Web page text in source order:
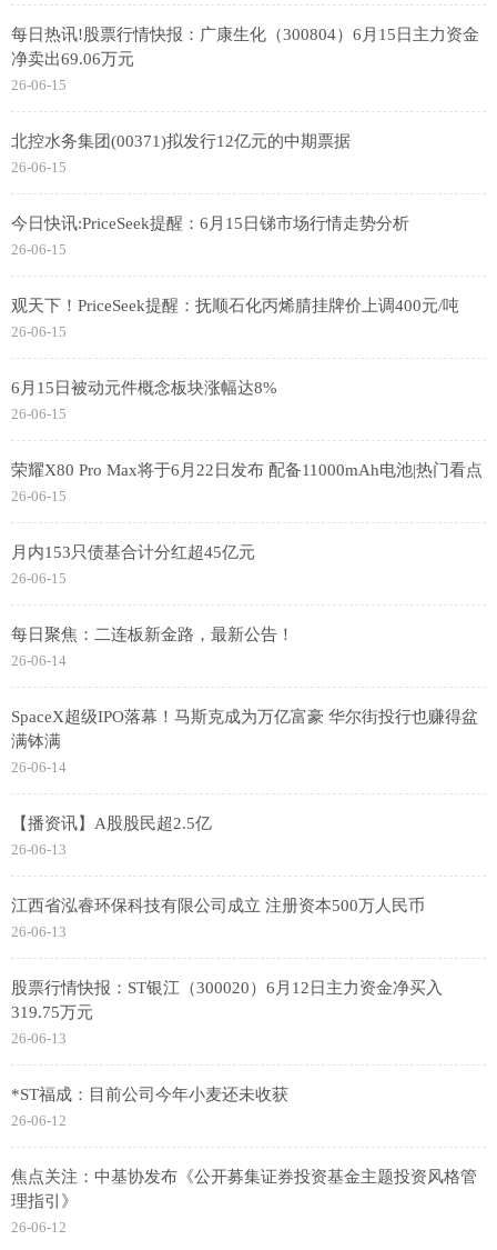
每日热讯!股票行情快报：广康生化（300804）6月15日主力资金
净卖出69.06万元
26-06-15
北控水务集团(00371)拟发行12亿元的中期票据
26-06-15
今日快讯:PriceSeek提醒：6月15日锑市场行情走势分析
26-06-15
观天下！PriceSeek提醒：抚顺石化丙烯腈挂牌价上调400元/吨
26-06-15
6月15日被动元件概念板块涨幅达8%
26-06-15
荣耀X80 Pro Max将于6月22日发布 配备11000mAh电池|热门看点
26-06-15
月内153只债基合计分红超45亿元
26-06-15
每日聚焦：二连板新金路，最新公告！
26-06-14
SpaceX超级IPO落幕！马斯克成为万亿富豪 华尔街投行也赚得盆
满钵满
26-06-14
【播资讯】A股股民超2.5亿
26-06-13
江西省泓睿环保科技有限公司成立 注册资本500万人民币
26-06-13
股票行情快报：ST银江（300020）6月12日主力资金净买入
319.75万元
26-06-13
*ST福成：目前公司今年小麦还未收获
26-06-12
焦点关注：中基协发布《公开募集证券投资基金主题投资风格管
理指引》
26-06-12